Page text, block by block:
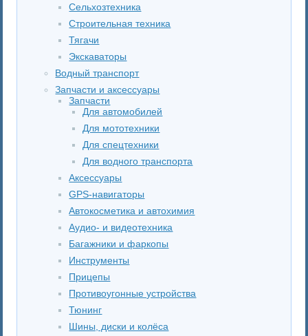
Сельхозтехника
Строительная техника
Тягачи
Экскаваторы
Водный транспорт
Запчасти и аксессуары
Запчасти
Для автомобилей
Для мототехники
Для спецтехники
Для водного транспорта
Аксессуары
GPS-навигаторы
Автокосметика и автохимия
Аудио- и видеотехника
Багажники и фаркопы
Инструменты
Прицепы
Противоугонные устройства
Тюнинг
Шины, диски и колёса